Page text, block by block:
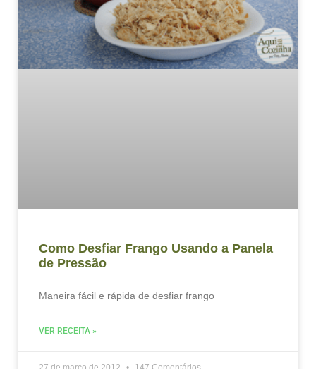
Como Desfiar Frango Usando a Panela
de Pressão
Maneira fácil e rápida de desfiar frango
VER RECEITA »